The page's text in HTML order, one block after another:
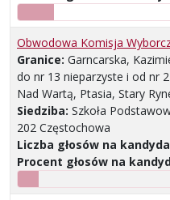
Obwodowa Komisja
Granice: Garncarska,
do nr 13 nieparzyste i od nr
Nad Wartą, Ptasia, Stary
Siedziba: Szkoła
202 Częstochowa
Liczba głosów na
Procent głosów na